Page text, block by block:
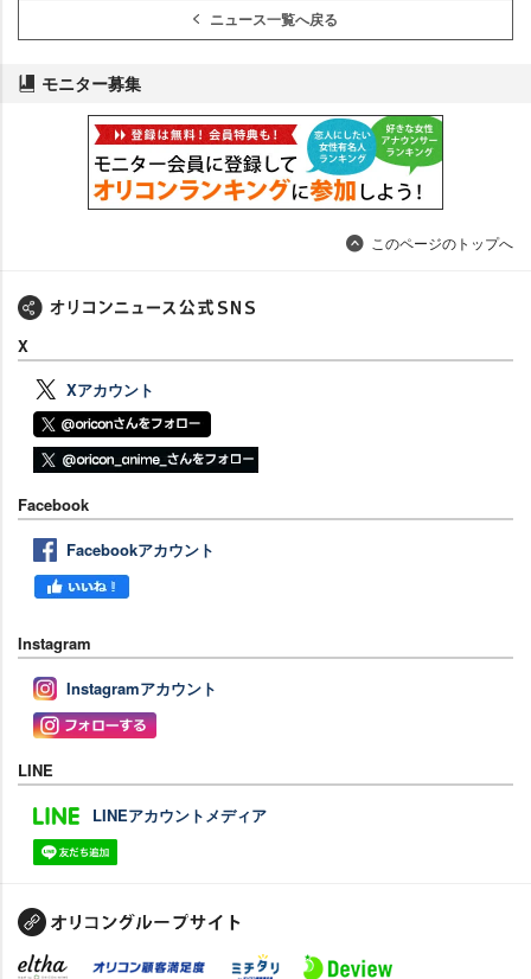
ニュース一覧へ戻る
モニター募集
このページのトップへ
X
Xアカウント
Facebook
Facebookアカウント
Instagram
Instagramアカウント
LINE
LINEアカウントメディア